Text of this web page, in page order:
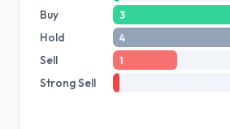
Buy 3
Hold 4
Sell 1
Strong Sell